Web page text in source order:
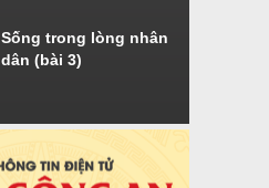
Sống trong lòng nhân
dân (bài 3)